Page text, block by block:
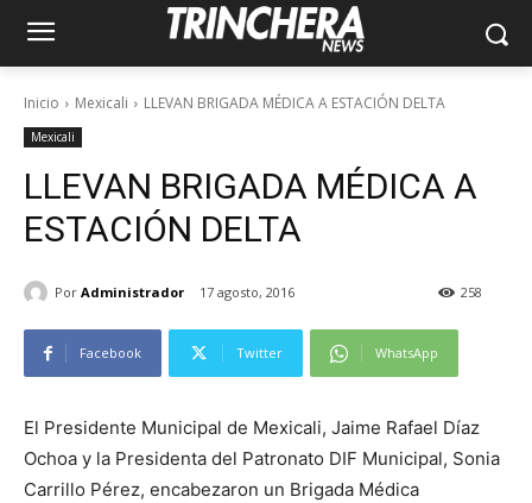
Inicio Mexicali LLEVAN BRIGADA MÉDICA A ESTACIÓN DELTA
Mexicali
LLEVAN BRIGADA MÉDICA A
ESTACIÓN DELTA
Por Administrador 17 agosto, 2016 258
Facebook Twitter WhatsApp
El Presidente Municipal de Mexicali, Jaime Rafael Díaz
Ochoa y la Presidenta del Patronato DIF Municipal, Sonia
Carrillo Pérez, encabezaron un Brigada Médica